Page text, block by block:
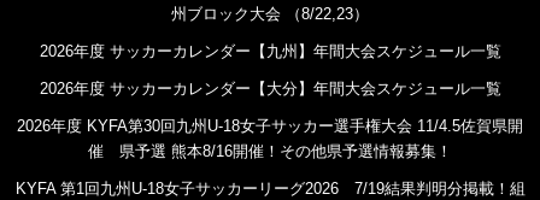
州ブロック大会 （8/22,23）
2026年度 サッカーカレンダー【九州】年間大会スケジュール一覧
2026年度 サッカーカレンダー【大分】年間大会スケジュール一覧
2026年度 KYFA第30回九州U-18女子サッカー選手権大会 11/4.5佐賀県開
催 県予選 熊本8/16開催！その他県予選情報募集！
KYFA 第1回九州U-18女子サッカーリーグ2026 7/19結果判明分掲載！組